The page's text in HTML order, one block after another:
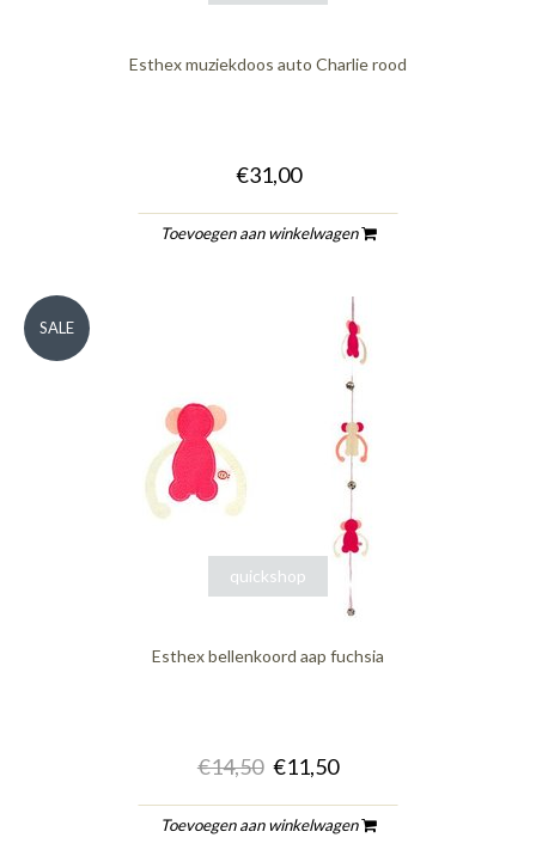
Esthex muziekdoos auto Charlie rood
€31,00
Toevoegen aan winkelwagen
quickshop
SALE
Esthex bellenkoord aap fuchsia
€14,50 €11,50
Toevoegen aan winkelwagen